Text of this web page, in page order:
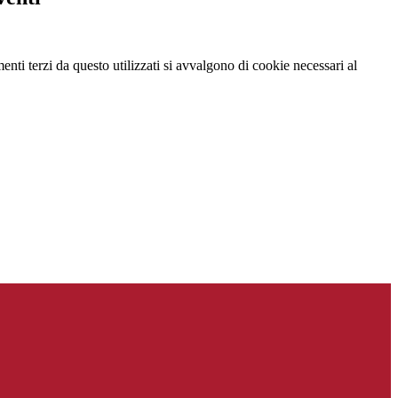
terzi da questo utilizzati si avvalgono di cookie necessari al